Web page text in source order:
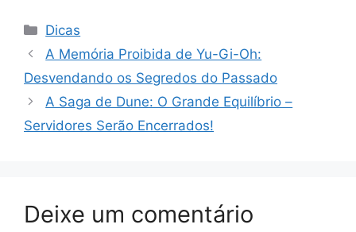
Categorias
Dicas
A Memória Proibida de Yu-Gi-Oh:
Desvendando os Segredos do Passado
A Saga de Dune: O Grande Equilíbrio –
Servidores Serão Encerrados!
Deixe um comentário